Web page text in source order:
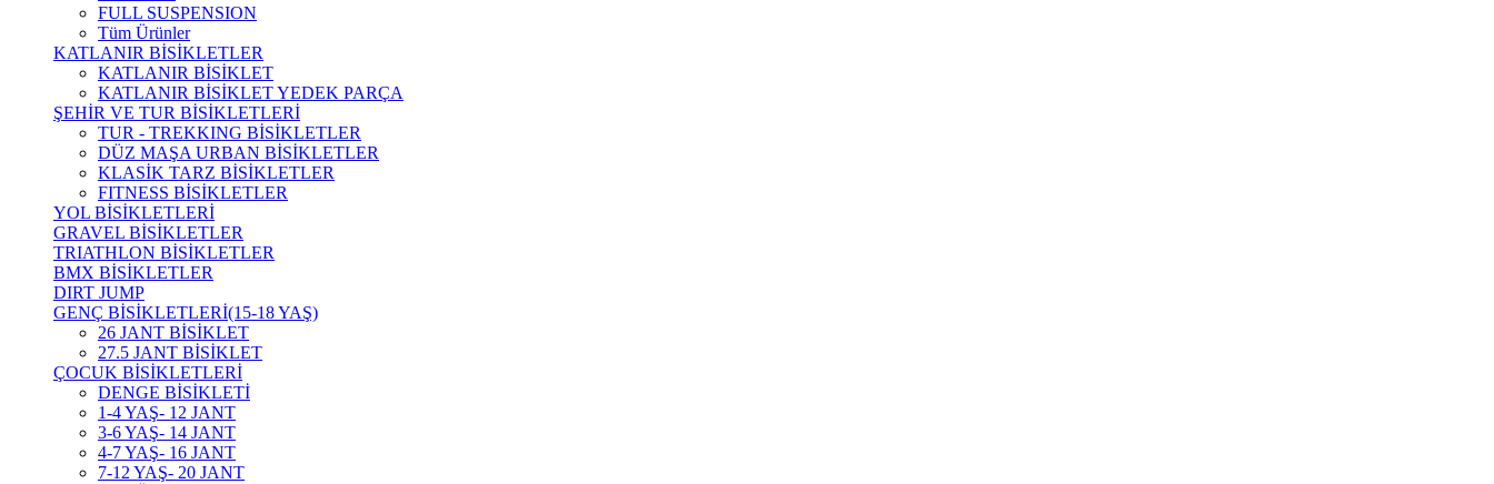
FULL SUSPENSION
Tüm Ürünler
KATLANIR BİSİKLETLER
KATLANIR BİSİKLET
KATLANIR BİSİKLET YEDEK PARÇA
ŞEHİR VE TUR BİSİKLETLERİ
TUR - TREKKING BİSİKLETLER
DÜZ MAŞA URBAN BİSİKLETLER
KLASİK TARZ BİSİKLETLER
FITNESS BİSİKLETLER
YOL BİSİKLETLERİ
GRAVEL BİSİKLETLER
TRIATHLON BİSİKLETLER
BMX BİSİKLETLER
DIRT JUMP
GENÇ BİSİKLETLERİ(15-18 YAŞ)
26 JANT BİSİKLET
27.5 JANT BİSİKLET
ÇOCUK BİSİKLETLERİ
DENGE BİSİKLETİ
1-4 YAŞ- 12 JANT
3-6 YAŞ- 14 JANT
4-7 YAŞ- 16 JANT
7-12 YAŞ- 20 JANT